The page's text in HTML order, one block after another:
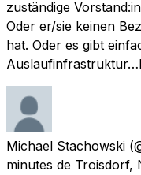
zuständige
Oder er/sie keinen
hat. Oder es gibt
Michael Stachowski
minutes de Troisdorf,